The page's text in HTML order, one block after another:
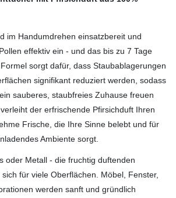
im Handumdrehen einsatzbereit und
effektiv ein - und das bis zu 7 Tage
sorgt dafür, dass Staubablagerungen
signifikant reduziert werden, sodass
sauberes, staubfreies Zuhause freuen
der erfrischende Pfirsichduft Ihren
Frische, die Ihre Sinne belebt und für
Ambiente sorgt.
oder Metall - die fruchtig duftenden
für viele Oberflächen. Möbel, Fenster,
werden sanft und gründlich